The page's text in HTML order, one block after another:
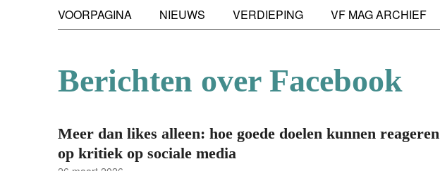
VOORPAGINA NIEUWS VERDIEPING VF MAG ARCHIEF
Berichten over Facebook
Meer dan likes alleen: hoe goede doelen kunnen reageren
op kritiek op sociale media